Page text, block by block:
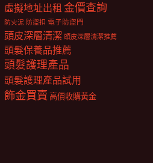
虛擬地址出租 金價查詢
防火泥 防盜扣 電子防盜門
頭皮深層清潔 頭皮深層清潔推薦
頭髮保養品推薦
頭髮護理產品
頭髮護理產品試用
飾金買賣 高價收購黃金